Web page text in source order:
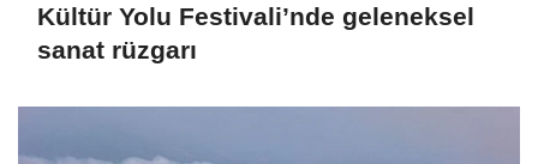
Kültür Yolu Festivali’nde geleneksel
sanat rüzgarı